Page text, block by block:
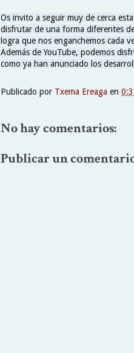
Os invito a seguir muy de cerca
disfrutar de una forma diferentes
logra que nos enganchemos cada
Además de YouTube, podemos
como ya han anunciado los
Publicado por Txema Ereaga en
No hay comentarios:
Publicar un